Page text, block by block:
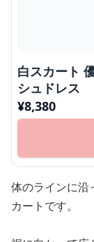
白スカート
シュドレス
¥8,380
体のラインに沿
カートです。